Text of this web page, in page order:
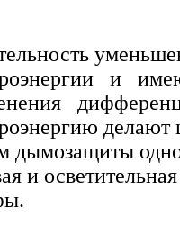
и
делают
дымозащиты
и